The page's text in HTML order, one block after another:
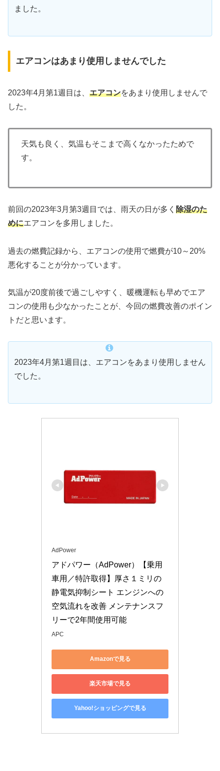
ました。
エアコンはあまり使用しませんでした
2023年4月第1週目は、 エアコンをあまり使用しませんで
した。
天気も良く、気温もそこまで高くなかったためで
す。
前回の2023年3月第3週目では、雨天の日が多く 除湿のた
めにエアコンを多用しました。
過去の燃費記録から、エアコンの使用で燃費が10～20%
悪化することが分かっています。
気温が20度前後で過ごしやすく、暖機運転も早めでエア
コンの使用も少なかったことが、今回の燃費改善のポイン
トだと思います。
2023年4月第1週目は、エアコンをあまり使用しません
でした。
AdPower
アドパワー（AdPower）【乗用
車用／特許取得】厚さ１ミリの
静電気抑制シート エンジンへの
空気流れを改善 メンテナンスフ
リーで2年間使用可能
APC
Amazonで見る
楽天市場で見る
Yahoo!ショッピングで見る